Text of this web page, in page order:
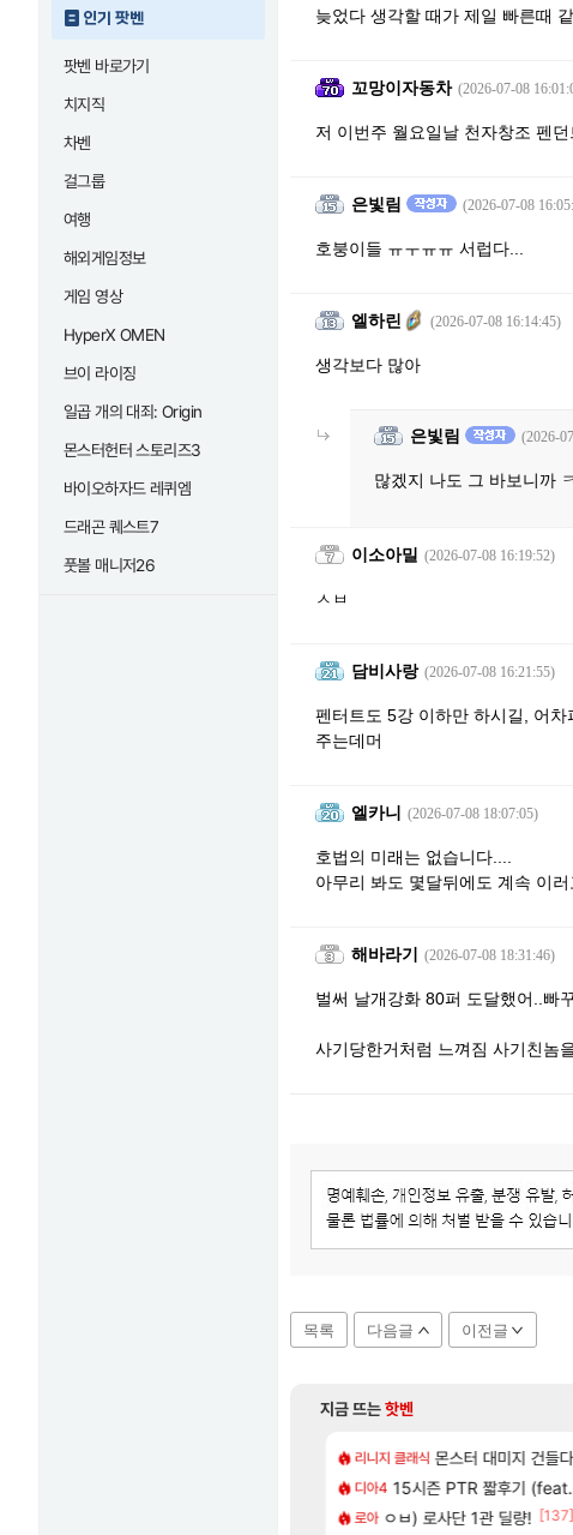
인기 팟벤
팟벤 바로가기
치지직
차벤
걸그룹
여행
해외게임정보
게임 영상
HyperX OMEN
브이 라이징
일곱 개의 대죄: Origin
몬스터헌터 스토리즈3
바이오하자드 레퀴엠
드래곤 퀘스트7
풋볼 매니저26
늦었다 생각할 때가 제일 빠른때
꼬망이자동차 (2026-07-08
저 이번주 월요일날 천자창조 펜
은빛림 (2026-07-08
호붕이들 ㅠㅜㅠㅠ 서럽다...
엘하린 (2026-07-08 16:14:45)
생각보다 많아
은빛림 (2026-
많겠지 나도 그 바보니까
이소아밀 (2026-07-08 16:19:52)
ㅅㅂ
담비사랑 (2026-07-08 16:21:55)
펜터트도 5강 이하만 하시길, 어
주는데머
엘카니 (2026-07-08 18:07:05)
호법의 미래는 없습니다....
아무리 봐도 몇달뒤에도 계속 이
해바라기 (2026-07-08 18:31:46)
벌써 날개강화 80퍼 도달했어..빠
사기당한거처럼 느껴짐 사기친놈
목록 다음글 이전글
지금 뜨는핫벤
리니지 클래식 몬스터 대미지 건들다 화들
디아4 15시즌 PTR 짧후기
로아 ㅇㅂ) 로사단 1관 딜량! [137]
나혼렙 과부하 한정 아니다! 정예
섭컬겜 라이자 AI 채팅 RPG
PV 로스트아크 죽음의 계율자,